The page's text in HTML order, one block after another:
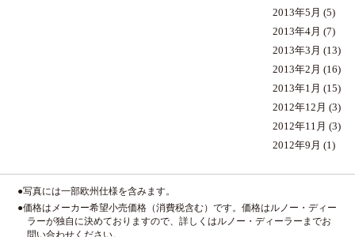
2013年5月 (5)
2013年4月 (7)
2013年3月 (13)
2013年2月 (16)
2013年1月 (15)
2012年12月 (3)
2012年11月 (3)
2012年9月 (1)
●写真には一部欧州仕様を含みます。
●価格はメーカー希望小売価格（消費税含む）です。価格はルノー・ディー
ラーが独自に決めておりますので、詳しくはルノー・ディーラーまでお
問い合わせください。